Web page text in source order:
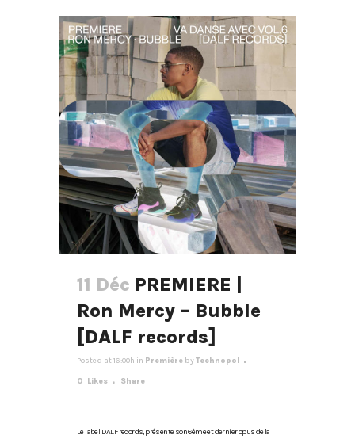
11 Déc PREMIERE |
Ron Mercy – Bubble
[DALF records]
Posted at 16:00h in Première byTechnopol
0 Likes Share
Le label DALF records, présente son 6ème et dernier opus de la